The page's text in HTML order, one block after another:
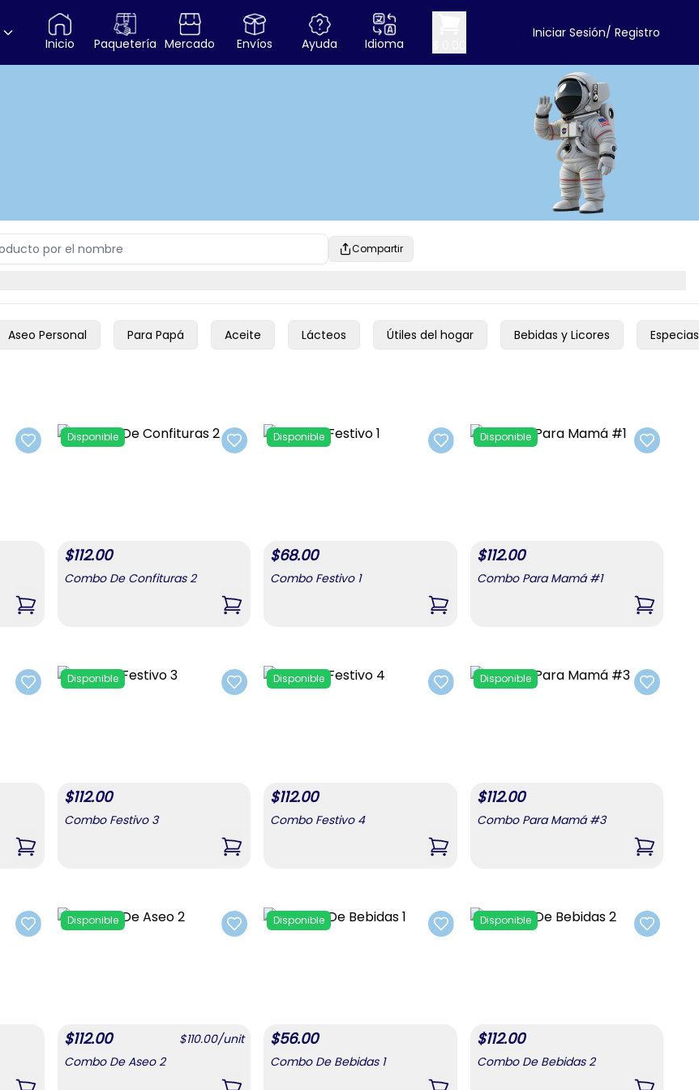
Inicio Paquetería Mercado Envíos Ayuda Idioma
Iniciar Sesión/ Registro
Compartir
Aseo Personal Para Papá Aceite Lácteos Útiles del hogar Bebidas y Licores
Add to favorites
,Combo Pastas
Add to favorites
Disponible
$112.00
Combo De Confituras 2
,Combo De Confituras 2
Add to favorites
Disponible
$68.00
Combo Festivo 1
,Combo Festivo 1
Add to
Disponible
$112.00
Combo Para Mamá #1
,Combo
Add to favorites
,Combo Festivo 2
Add to favorites
Disponible
$112.00
Combo Festivo 3
,Combo Festivo 3
Add to favorites
Disponible
$112.00
Combo Festivo 4
,Combo Festivo 4
Add to
Disponible
$112.00
Combo Para Mamá #3
,Combo
Add to favorites Add to favorites
Disponible
$112.00 $110.00/unit
Combo De Aseo 2
Add to favorites
Disponible
$56.00
Combo De Bebidas 1
Add to
Disponible
$112.00
Combo De Bebidas 2